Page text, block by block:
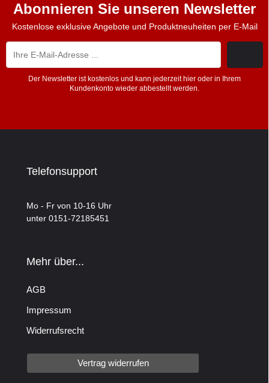
Abonnieren Sie unseren Newsletter
Kostenlose exklusive Angebote und Produktneuheiten per E-Mail
Der Newsletter ist kostenlos und kann jederzeit hier oder in Ihrem
Kundenkonto wieder abbestellt werden.
Telefonsupport
Mo - Fr von 10-16 Uhr
unter 0151-72185451
Mehr über...
AGB
Impressum
Widerrufsrecht
Vertrag widerrufen